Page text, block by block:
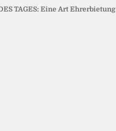
TAGES: Eine Art Ehrerbietung